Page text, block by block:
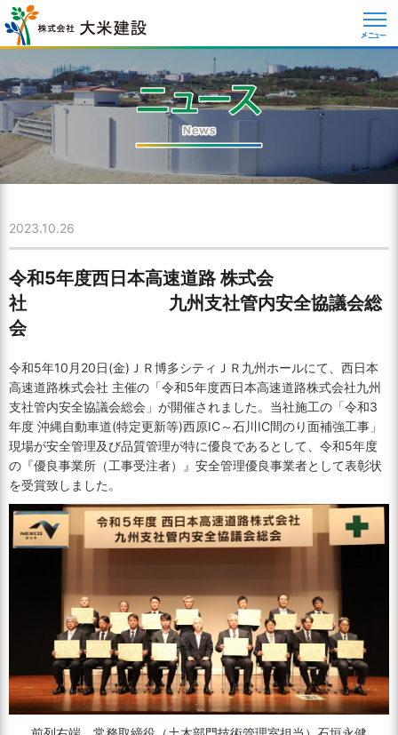
メニュー
2023.10.26
令和5年度西日本高速道路 株式会
社 九州支社管内安全協議会総
会
令和5年10月20日(金)ＪＲ博多シティＪＲ九州ホールにて、西日本
高速道路株式会社 主催の「令和5年度西日本高速道路株式会社九州
支社管内安全協議会総会」が開催されました。当社施工の「令和3
年度 沖縄自動車道(特定更新等)西原IC～石川IC間のり面補強工事」
現場が安全管理及び品質管理が特に優良であるとして、令和5年度
の『優良事業所（工事受注者）』安全管理優良事業者として表彰状
を受賞致しました。